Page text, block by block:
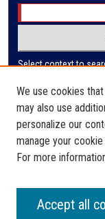
Select context to
Advanced Search
We use cookies
may also use
personalize our
manage your
For more
Accept all